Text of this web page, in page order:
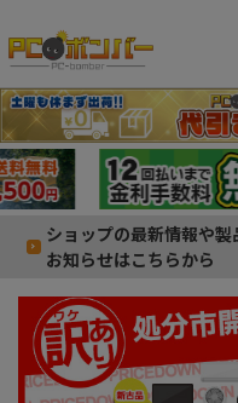
ショップの最新情報や
お知らせはこちらから